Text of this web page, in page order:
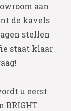
aan
de kavels
stellen
staat klaar
u eerst
BRIGHT